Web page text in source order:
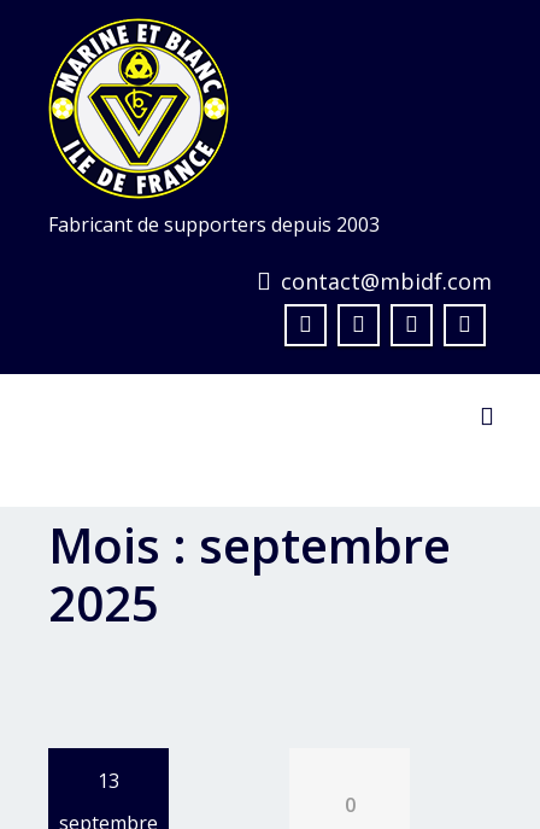
content
Fabricant de supporters depuis 2003
contact@mbidf.com
Mois : septembre
2025
13
septembre
0